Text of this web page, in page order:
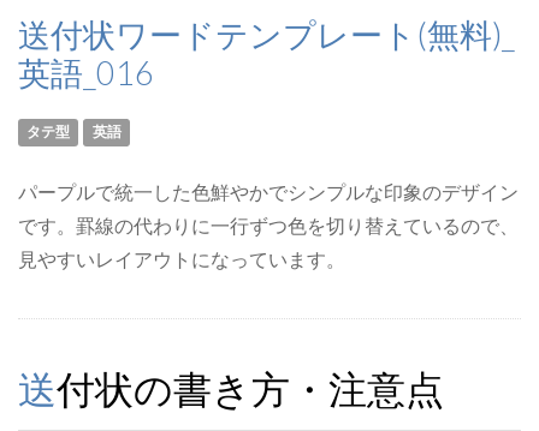
送付状ワードテンプレート(無料)_
英語_016
タテ型 英語
パープルで統一した色鮮やかでシンプルな印象のデザイン
です。罫線の代わりに一行ずつ色を切り替えているので、
見やすいレイアウトになっています。
送付状の書き方・注意点